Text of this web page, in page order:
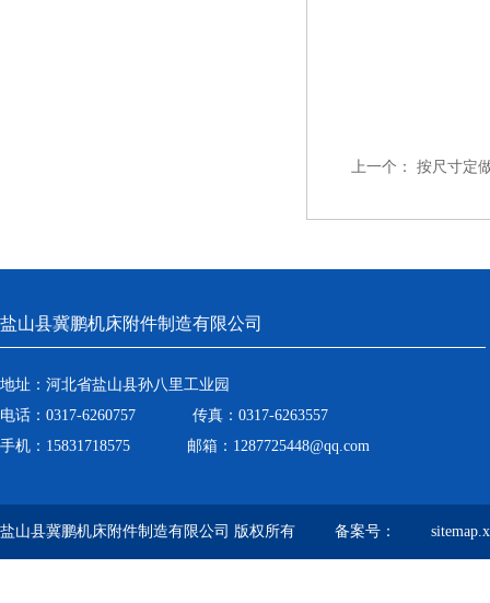
上一个： 按尺寸定
盐山县冀鹏机床附件制造有限公司
地址：河北省盐山县孙八里工业园
电话：0317-6260757 传真：0317-6263557
手机：15831718575 邮箱：1287725448@qq.com
盐山县冀鹏机床附件制造有限公司 版权所有 备案号：